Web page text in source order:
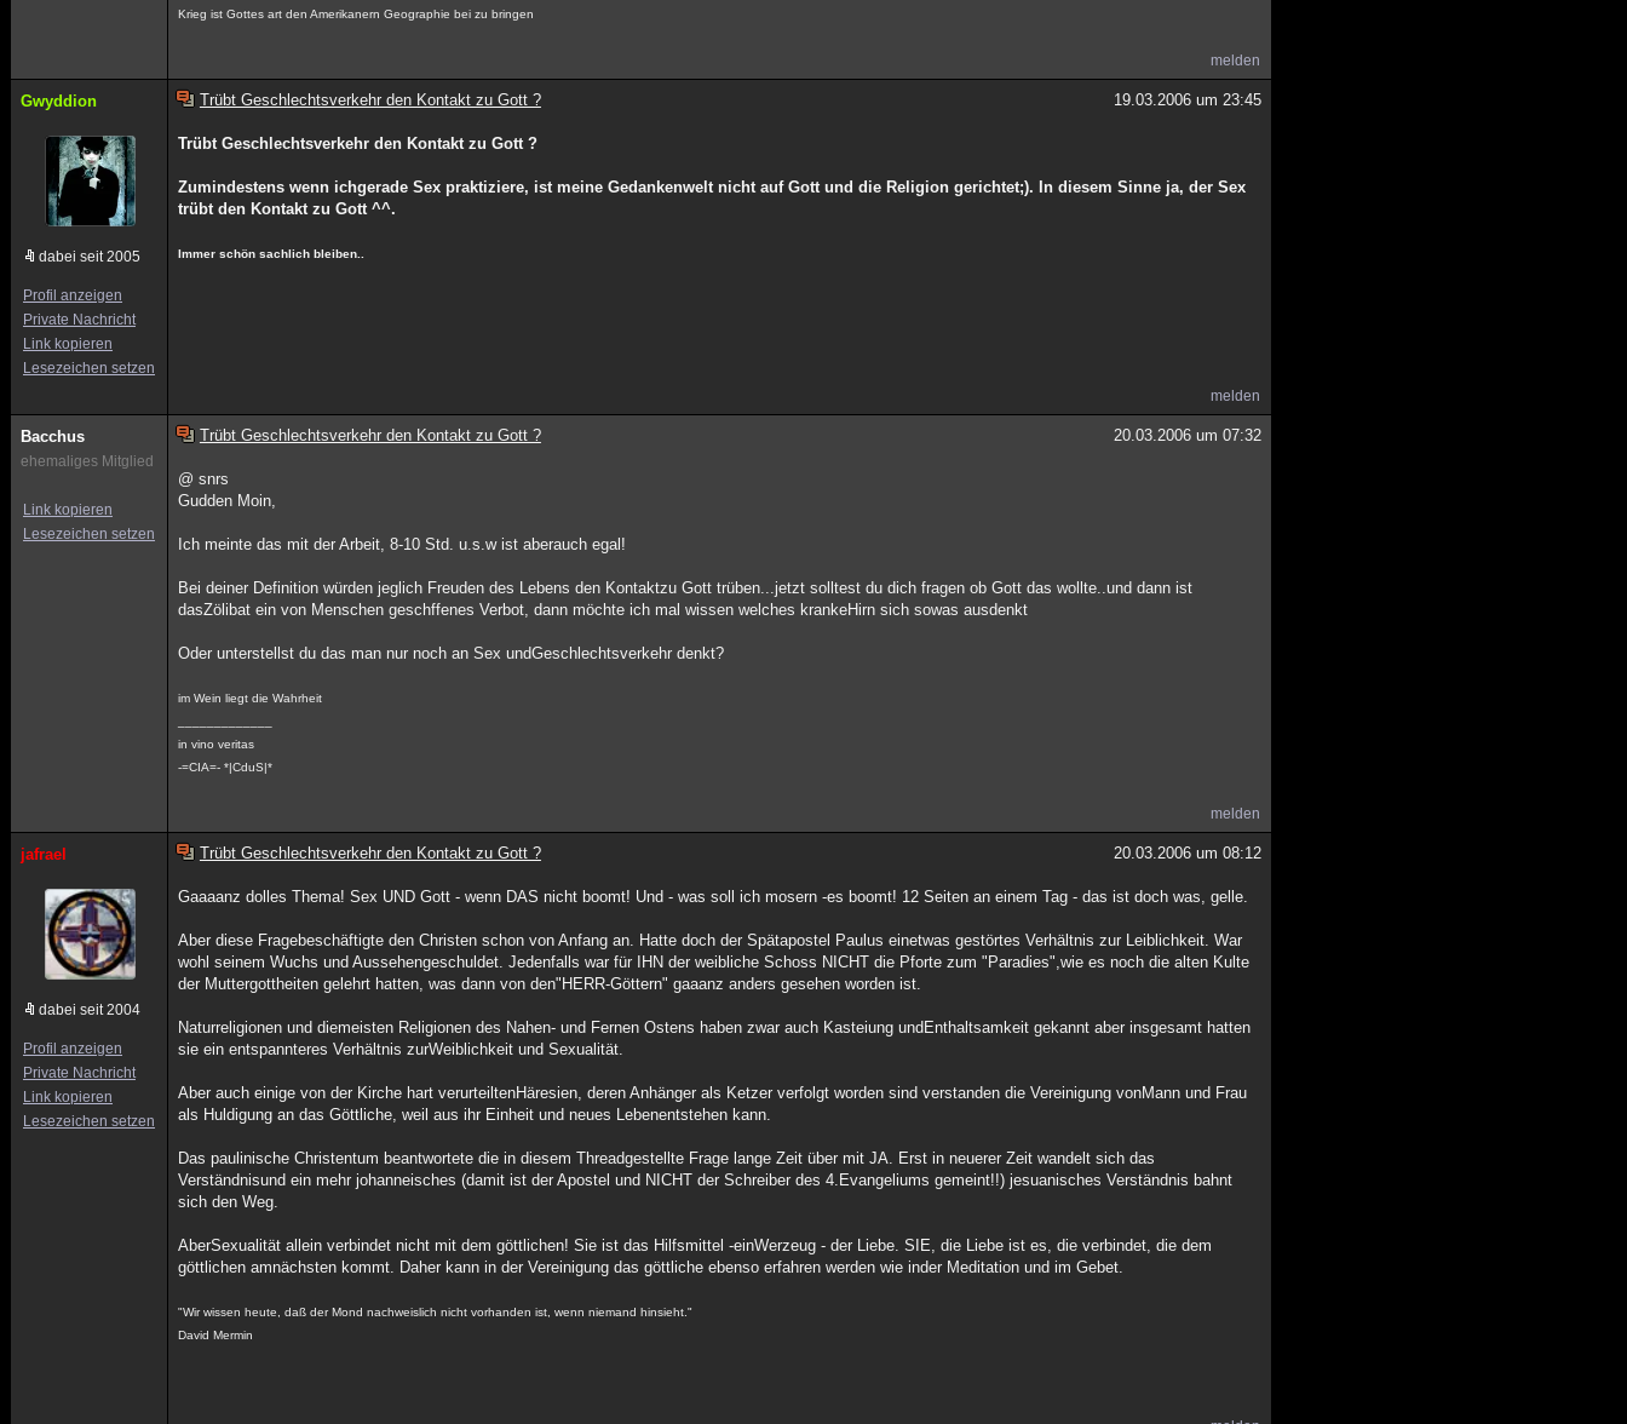
Krieg ist Gottes art den Amerikanern Geographie bei zu bringen
melden
Gwyddion
dabei seit 2005
Profil anzeigen
Private Nachricht
Link kopieren
Lesezeichen setzen
Trübt Geschlechtsverkehr den Kontakt zu Gott ? 19.03.2006 um 23:45
Trübt Geschlechtsverkehr den Kontakt zu Gott ?
Zumindestens wenn ichgerade Sex praktiziere, ist meine Gedankenwelt nicht auf Gott und die Religion gerichtet;). In diesem Sinne ja, der Sex
trübt den Kontakt zu Gott ^^.
Immer schön sachlich bleiben..
melden
Bacchus
ehemaliges Mitglied
Link kopieren
Lesezeichen setzen
Trübt Geschlechtsverkehr den Kontakt zu Gott ? 20.03.2006 um 07:32
@ snrs
Gudden Moin,
Ich meinte das mit der Arbeit, 8-10 Std. u.s.w ist aberauch egal!
Bei deiner Definition würden jeglich Freuden des Lebens den Kontaktzu Gott trüben...jetzt solltest du dich fragen ob Gott das wollte..und dann ist
dasZölibat ein von Menschen geschffenes Verbot, dann möchte ich mal wissen welches krankeHirn sich sowas ausdenkt
Oder unterstellst du das man nur noch an Sex undGeschlechtsverkehr denkt?
im Wein liegt die Wahrheit
in vino veritas
-=CIA=- *|CduS|*
melden
jafrael
dabei seit 2004
Profil anzeigen
Private Nachricht
Link kopieren
Lesezeichen setzen
Trübt Geschlechtsverkehr den Kontakt zu Gott ? 20.03.2006 um 08:12
Gaaaanz dolles Thema! Sex UND Gott - wenn DAS nicht boomt! Und - was soll ich mosern -es boomt! 12 Seiten an einem Tag - das ist doch was, gelle.
Aber diese Fragebeschäftigte den Christen schon von Anfang an. Hatte doch der Spätapostel Paulus einetwas gestörtes Verhältnis zur Leiblichkeit. War
wohl seinem Wuchs und Aussehengeschuldet. Jedenfalls war für IHN der weibliche Schoss NICHT die Pforte zum "Paradies",wie es noch die alten Kulte
der Muttergottheiten gelehrt hatten, was dann von den"HERR-Göttern" gaaanz anders gesehen worden ist.
Naturreligionen und diemeisten Religionen des Nahen- und Fernen Ostens haben zwar auch Kasteiung undEnthaltsamkeit gekannt aber insgesamt hatten
sie ein entspannteres Verhältnis zurWeiblichkeit und Sexualität.
Aber auch einige von der Kirche hart verurteiltenHäresien, deren Anhänger als Ketzer verfolgt worden sind verstanden die Vereinigung vonMann und Frau
als Huldigung an das Göttliche, weil aus ihr Einheit und neues Lebenentstehen kann.
Das paulinische Christentum beantwortete die in diesem Threadgestellte Frage lange Zeit über mit JA. Erst in neuerer Zeit wandelt sich das
Verständnisund ein mehr johanneisches (damit ist der Apostel und NICHT der Schreiber des 4.Evangeliums gemeint!!) jesuanisches Verständnis bahnt
sich den Weg.
AberSexualität allein verbindet nicht mit dem göttlichen! Sie ist das Hilfsmittel -einWerzeug - der Liebe. SIE, die Liebe ist es, die verbindet, die dem
göttlichen amnächsten kommt. Daher kann in der Vereinigung das göttliche ebenso erfahren werden wie inder Meditation und im Gebet.
"Wir wissen heute, daß der Mond nachweislich nicht vorhanden ist, wenn niemand hinsieht."
David Mermin